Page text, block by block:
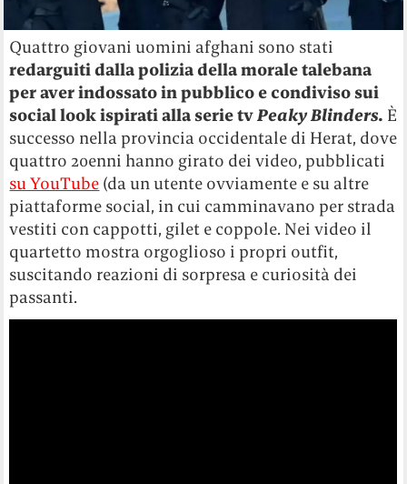
Quattro giovani uomini afghani sono stati
redarguiti dalla polizia della morale talebana
per aver indossato in pubblico e condiviso sui
social look ispirati alla serie tvPeaky Blinders. È
successo nella provincia occidentale di Herat, dove
quattro 20enni hanno girato dei video, pubblicati
su YouTube (da un utente ovviamente e su altre
piattaforme social, in cui camminavano per strada
vestiti con cappotti, gilet e coppole. Nei video il
quartetto mostra orgoglioso i propri outfit,
suscitando reazioni di sorpresa e curiosità dei
passanti.